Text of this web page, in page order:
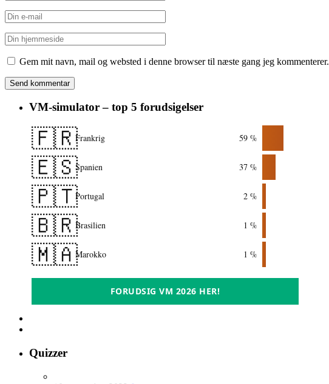
Gem mit navn, mail og websted i denne browser til næste gang jeg kommenterer.
VM-simulator – top 5 forudsigelser
🇫🇷Frankrig 59 %
🇪🇸Spanien 37 %
🇵🇹Portugal 2 %
🇧🇷Brasilien 1 %
🇲🇦Marokko 1 %
FORUDSIG VM 2026 HER!
Quizzer